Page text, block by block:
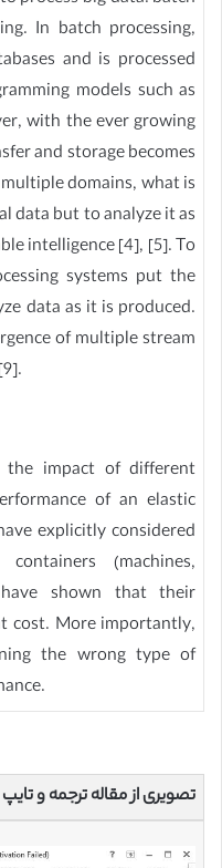
In batch processing,
and is processed
models such as
with the ever growing
and storage becomes
domains, what is
data but to analyze it as
intelligence [4], [5]. To
systems put the
data as it is produced.
of multiple stream
impact of different
of an elastic
explicitly considered
(machines,
shown that their
cost. More importantly,
the wrong type of
تصویری از مقاله ترجمه و